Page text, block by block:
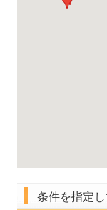
条件を指定